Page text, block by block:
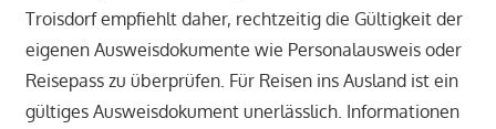
Troisdorf empfiehlt daher, rechtzeitig die Gültigkeit der
eigenen Ausweisdokumente wie Personalausweis oder
Reisepass zu überprüfen. Für Reisen ins Ausland ist ein
gültiges Ausweisdokument unerlässlich. Informationen